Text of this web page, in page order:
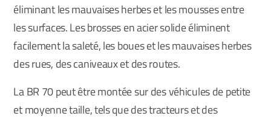
éliminant les mauvaises herbes et les mousses entre
les surfaces. Les brosses en acier solide éliminent
facilement la saleté, les boues et les mauvaises herbes
des rues, des caniveaux et des routes.
La BR 70 peut être montée sur des véhicules de petite
et moyenne taille, tels que des tracteurs et des